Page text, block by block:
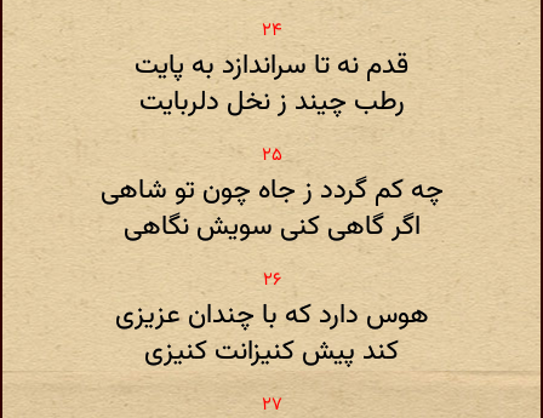
قدم نه تا سراندازد به پایت
رطب چیند ز نخل دلربایت
چه کم گردد ز جاه چون تو شاهی
اگر گاهی کنی سویش نگاهی
هوس دارد که با چندان عزیزی
کند پیش کنیزانت کنیزی